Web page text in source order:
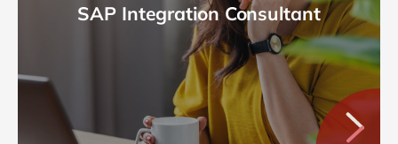
SAP Integration Consultant